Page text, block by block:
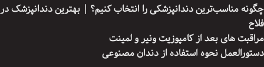
چگونه مناسب‌ترین دندانپزشکی را انتخاب کنیم؟ | بهترین دندانپزشک در
فلاح
مراقبت های بعد از کامپوزیت ونیر و لمینت
دستورالعمل نحوه استفاده از دندان مصنوعی